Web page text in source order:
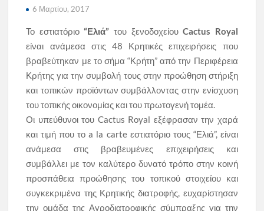
6 Μαρτίου, 2017
Το εστιατόριο“Ελιά” του ξενοδοχείουCactus Royal
είναι ανάμεσα στις 48 Κρητικές επιχειρήσεις που
βραβεύτηκαν με το σήμα “Κρήτη” από την Περιφέρεια
Κρήτης για την συμβολή τους στην προώθηση στήριξη
και τοπικών προϊόντων συμβάλλοντας στην ενίσχυση
του τοπικής οικονομίας και του πρωτογενή τομέα.
Οι υπεύθυνοι του Cactus Royal εξέφρασαν την χαρά
και τιμή που το a la carte εστιατόριο τους “Ελιά”, είναι
ανάμεσα στις βραβευμένες επιχειρήσεις και
συμβάλλει με τον καλύτερο δυνατό τρόπο στην κοινή
προσπάθεια προώθησης του τοπικού στοιχείου και
συγκεκριμένα της Κρητικής διατροφής, ευχαρίστησαν
την ομάδα της Αγροδιατροφικής σύμπραξης για την